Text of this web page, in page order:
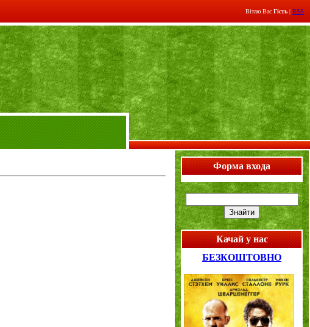
Вітаю Вас Гість | RSS
Форма входа
Качай у нас
БЕЗКОШТОВНО